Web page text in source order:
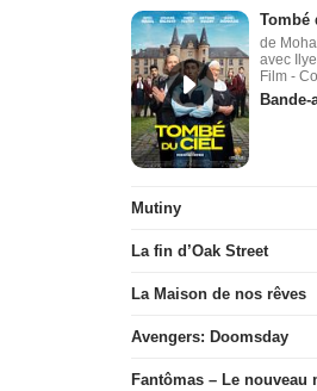
Tombé
de
avec
Film -
Bande-
Mutiny
La fin d’Oak Street
La Maison de nos rêves
Avengers: Doomsday
Fantômas – Le nouveau